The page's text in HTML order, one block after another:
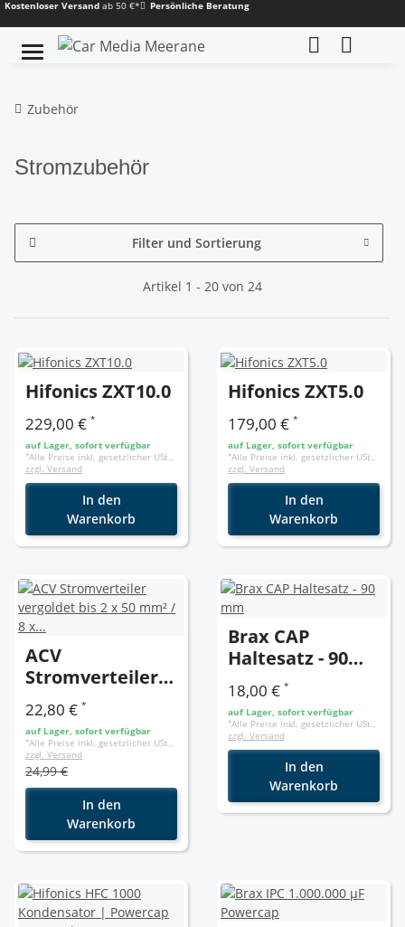
Kostenloser Versand ab 50 €* Persönliche Beratung
Zubehör
Stromzubehör
Filter und Sortierung
Artikel 1 - 20 von 24
Hifonics ZXT10.0
229,00 € *
auf Lager, sofort verfügbar
*Alle Preise inkl. gesetzlicher USt.,
zzgl. Versand
In den
Warenkorb
Hifonics ZXT5.0
179,00 € *
auf Lager, sofort verfügbar
*Alle Preise inkl. gesetzlicher USt.,
zzgl. Versand
In den
Warenkorb
ACV
Stromverteiler
vergoldet bis 2 x
50 mm² / 8 x
10mm²
22,80 € *
auf Lager, sofort verfügbar
*Alle Preise inkl. gesetzlicher USt.,
zzgl. Versand
24,99 €
In den
Warenkorb
Brax CAP
Haltesatz - 90
mm
18,00 € *
auf Lager, sofort verfügbar
*Alle Preise inkl. gesetzlicher USt.,
zzgl. Versand
In den
Warenkorb